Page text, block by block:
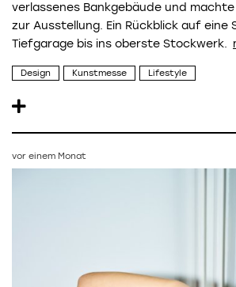
verlassenes Bankgebäude und
zur Ausstellung. Ein Rückblick auf eine
Tiefgarage bis ins oberste Stockwerk.
Design Kunstmesse Lifestyle
vor einem Monat